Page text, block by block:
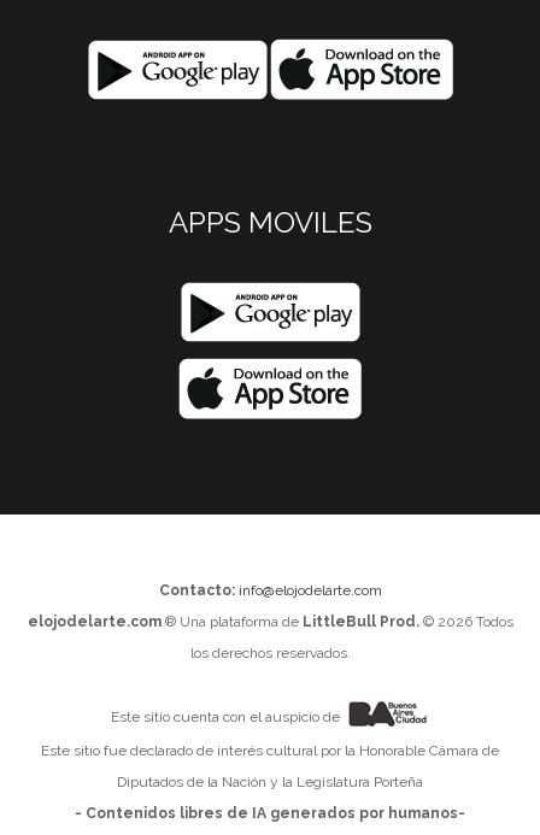
APPS MOVILES
Contacto: info@elojodelarte.com
elojodelarte.com® Una plataforma de LittleBull Prod.© 2026 Todos
los derechos reservados.
Este sitio cuenta con el auspicio de
Este sitio fue declarado de interés cultural por la Honorable Cámara de
Diputados de la Nación y la Legislatura Porteña
- Contenidos libres de IA generados por humanos-